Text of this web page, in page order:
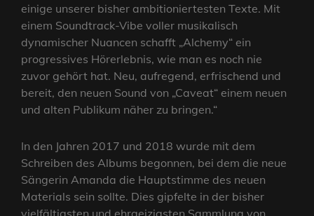
einige unserer bisher ambitioniertesten Texte. Mit
einem Soundtrack-Vibe voller musikalisch
dynamischer Nuancen schafft „Alchemy“ ein
progressives Hörerlebnis, wie man es noch nie
zuvor gehört hat. Neu, aufregend, erfrischend und
bereit, den neuen Sound von „Caveat“ einem neuen
und alten Publikum näher zu bringen.“
In den Jahren 2017 und 2018 wurde mit dem
Schreiben des Albums begonnen, bei dem die neue
Sängerin Amanda die Hauptstimme des neuen
Materials sein sollte. Dies gipfelte in der bisher